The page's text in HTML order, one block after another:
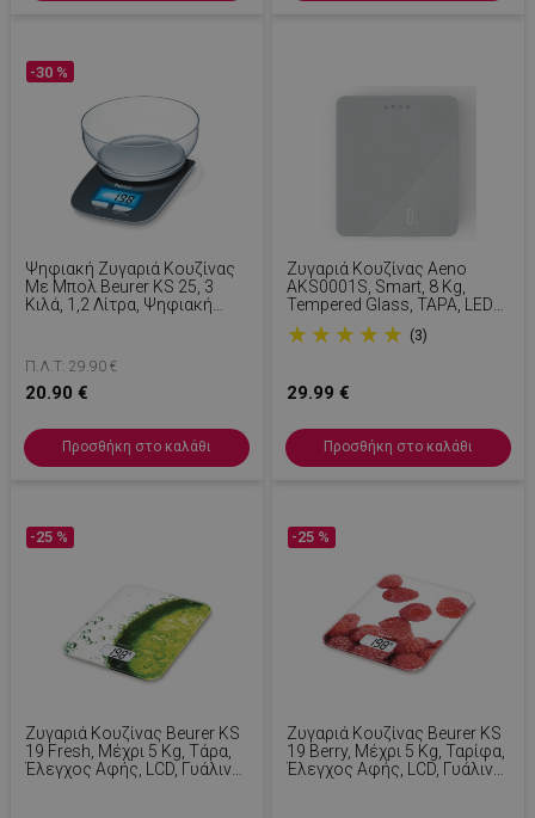
Ψηφιακή Ζυγαριά Κουζίνας
Με Μπολ Beurer KS 25, 3
Κιλά, 1,2 Λίτρα, Ψηφιακή
-30 %
Π.Λ.Τ: 29.90 €
20.90 €
Προσθήκη στο καλάθι
Ζυγαριά Κουζίνας Aeno
AKS0001S, Smart, 8 Kg,
Tempered Glass, TAPA, LED
Οθόνη, Λευκό
★ ★ ★ ★ ★ (3)
29.99 €
Προσθήκη στο καλάθι
Ζυγαριά Κουζίνας Beurer KS
19 Fresh, Μέχρι 5 Kg, Τάρα,
Έλεγχος Αφής, LCD, Γυάλινη,
-25 %
Ζυγαριά Κουζίνας Beurer KS
19 Berry, Μέχρι 5 Kg, Ταρίφα,
Έλεγχος Αφής, LCD, Γυάλινη,
-25 %